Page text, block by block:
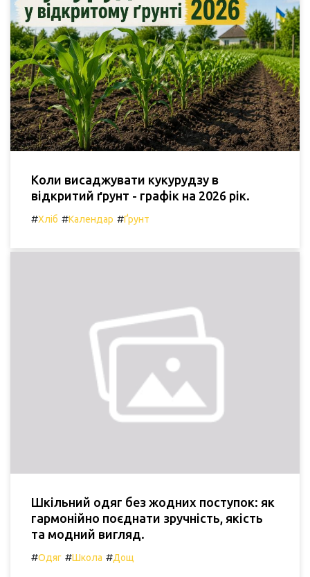
Коли висаджувати кукурудзу в
відкритий ґрунт - графік на 2026 рік.
#Хліб #Календар #Ґрунт
Шкільний одяг без жодних поступок: як
гармонійно поєднати зручність, якість
та модний вигляд.
#Одяг #Школа #Дощ